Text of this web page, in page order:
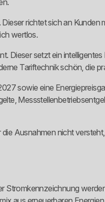
richtet sich an
wertlos.
Dieser setzt ein
Tariftechnik schön, die
sowie eine
Ausnahmen nicht
Stromkennzeichnung